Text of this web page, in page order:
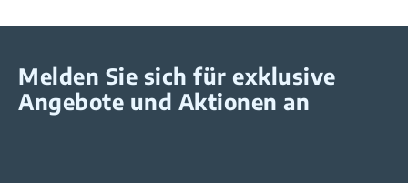
Melden Sie sich für exklusive
Angebote und Aktionen an